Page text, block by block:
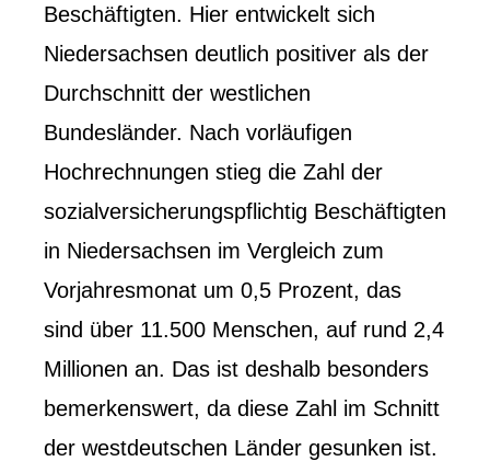
Beschäftigten. Hier entwickelt sich
Niedersachsen deutlich positiver als der
Durchschnitt der westlichen
Bundesländer. Nach vorläufigen
Hochrechnungen stieg die Zahl der
sozialversicherungspflichtig Beschäftigten
in Niedersachsen im Vergleich zum
Vorjahresmonat um 0,5 Prozent, das
sind über 11.500 Menschen, auf rund 2,4
Millionen an. Das ist deshalb besonders
bemerkenswert, da diese Zahl im Schnitt
der westdeutschen Länder gesunken ist.